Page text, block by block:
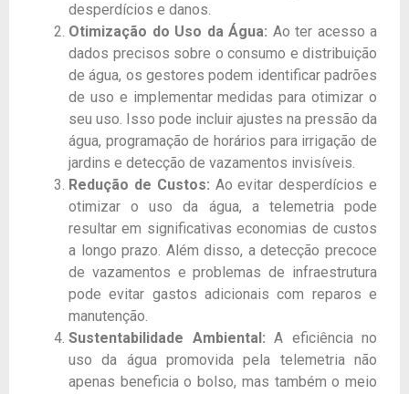
desperdícios e danos.
Otimização do Uso da Água: Ao ter acesso a
dados precisos sobre o consumo e distribuição
de água, os gestores podem identificar padrões
de uso e implementar medidas para otimizar o
seu uso. Isso pode incluir ajustes na pressão da
água, programação de horários para irrigação de
jardins e detecção de vazamentos invisíveis.
Redução de Custos: Ao evitar desperdícios e
otimizar o uso da água, a telemetria pode
resultar em significativas economias de custos
a longo prazo. Além disso, a detecção precoce
de vazamentos e problemas de infraestrutura
pode evitar gastos adicionais com reparos e
manutenção.
Sustentabilidade Ambiental: A eficiência no
uso da água promovida pela telemetria não
apenas beneficia o bolso, mas também o meio